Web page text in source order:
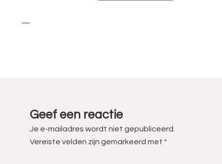
—
Geef een reactie
Je e-mailadres wordt niet gepubliceerd.
Vereiste velden zijn gemarkeerd met *